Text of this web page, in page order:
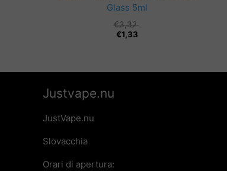
Glass 5ml
€3,32
€1,33
Justvape.nu
JustVape.nu
Slovacchia
Orari di apertura: